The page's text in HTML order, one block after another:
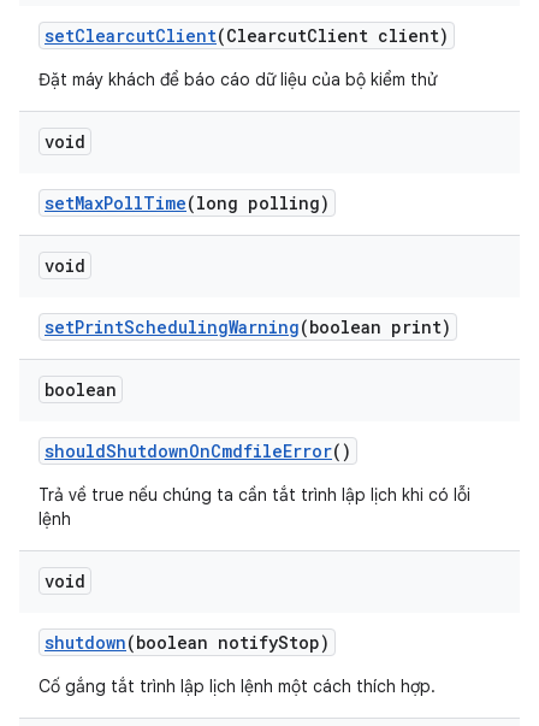
setClearcutClient(ClearcutClient client)
Đặt máy khách để báo cáo dữ liệu của bộ kiểm thử
void
setMaxPollTime(long polling)
void
setPrintSchedulingWarning(boolean print)
boolean
shouldShutdownOnCmdfileError()
Trả về true nếu chúng ta cần tắt trình lập lịch khi có lỗi
lệnh
void
shutdown(boolean notifyStop)
Cố gắng tắt trình lập lịch lệnh một cách thích hợp.